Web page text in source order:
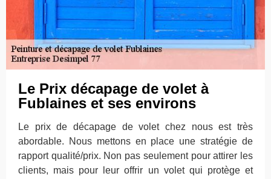
Le Prix décapage de volet à
Fublaines et ses environs
Le prix de décapage de volet chez nous est très
abordable. Nous mettons en place une stratégie de
rapport qualité/prix. Non pas seulement pour attirer les
clients, mais pour leur offrir un volet qui protège et